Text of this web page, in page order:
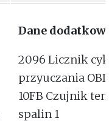
Dane
2096 Licznik
przyuczania
10FB Czujnik
spalin 1